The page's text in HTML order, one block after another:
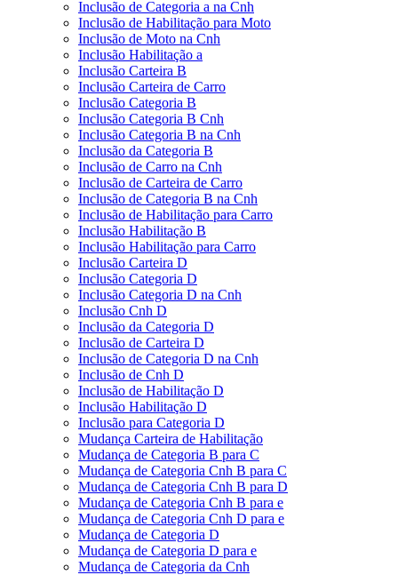
Inclusão de Categoria a na Cnh
Inclusão de Habilitação para Moto
Inclusão de Moto na Cnh
Inclusão Habilitação a
Inclusão Carteira B
Inclusão Carteira de Carro
Inclusão Categoria B
Inclusão Categoria B Cnh
Inclusão Categoria B na Cnh
Inclusão da Categoria B
Inclusão de Carro na Cnh
Inclusão de Carteira de Carro
Inclusão de Categoria B na Cnh
Inclusão de Habilitação para Carro
Inclusão Habilitação B
Inclusão Habilitação para Carro
Inclusão Carteira D
Inclusão Categoria D
Inclusão Categoria D na Cnh
Inclusão Cnh D
Inclusão da Categoria D
Inclusão de Carteira D
Inclusão de Categoria D na Cnh
Inclusão de Cnh D
Inclusão de Habilitação D
Inclusão Habilitação D
Inclusão para Categoria D
Mudança Carteira de Habilitação
Mudança de Categoria B para C
Mudança de Categoria Cnh B para C
Mudança de Categoria Cnh B para D
Mudança de Categoria Cnh B para e
Mudança de Categoria Cnh D para e
Mudança de Categoria D
Mudança de Categoria D para e
Mudança de Categoria da Cnh